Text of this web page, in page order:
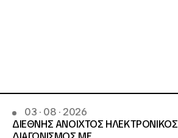
03 · 08 · 2026
ΔΙΕΘΝΗΣ ΑΝΟΙΧΤΟΣ ΗΛΕΚΤΡΟΝΙΚΟΣ